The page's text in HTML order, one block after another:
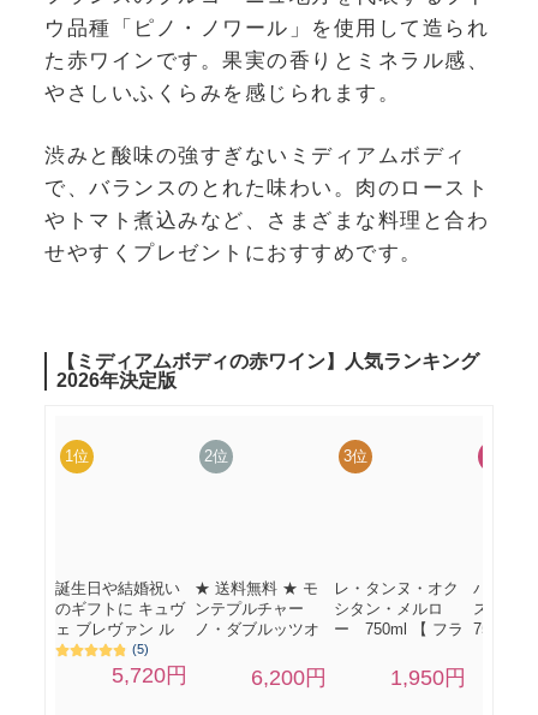
ウ品種「ピノ・ノワール」を使用して造られ
た赤ワインです。果実の香りとミネラル感、
やさしいふくらみを感じられます。
渋みと酸味の強すぎないミディアムボディ
で、バランスのとれた味わい。肉のロースト
やトマト煮込みなど、さまざまな料理と合わ
せやすくプレゼントにおすすめです。